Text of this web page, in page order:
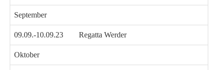
September
09.09.-10.09.23 Regatta Werder
Oktober